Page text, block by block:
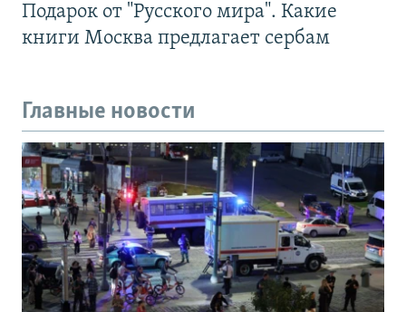
Подарок от "Русского мира". Какие
книги Москва предлагает сербам
Главные новости